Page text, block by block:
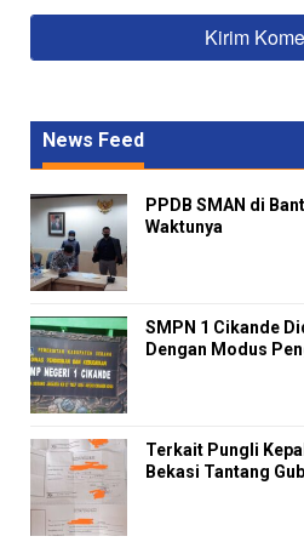
News Feed
PPDB SMAN di
Waktunya
SMPN 1 Cikande
Dengan Modus
Terkait Pungli
Bekasi Tantang